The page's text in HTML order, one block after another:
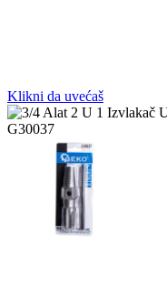
Klikni da uvećaš